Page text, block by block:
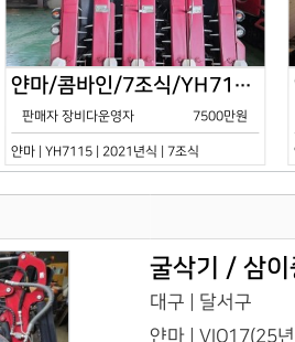
얀마/콤바인/7조식/YH7115/2021년식
판매자 장비다운영자 7500만원
얀마 | YH7115 | 2021년식 | 7조식
굴삭기 / 삼이
대구 | 달서구
얀마 | VIO17(25